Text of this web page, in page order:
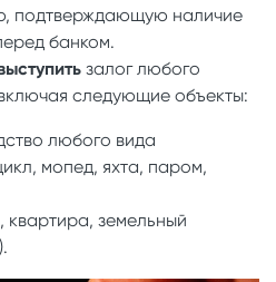
подтверждающую наличие
банком.
залог любого
следующие объекты:
любого вида
мопед, яхта, паром,
квартира, земельный